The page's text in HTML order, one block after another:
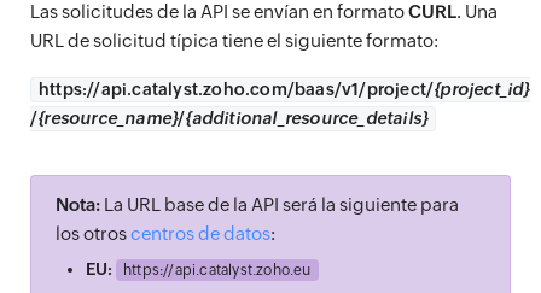
Las solicitudes de la API se envían en formatoCURL. Una
URL de solicitud típica tiene el siguiente formato:
https://api.catalyst.zoho.com/baas/v1/project/{project_id}
/{resource_name}/{additional_resource_details}
Nota: La URL base de la API será la siguiente para
los otroscentros de datos:
EU: https://api.catalyst.zoho.eu